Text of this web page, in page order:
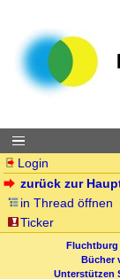
Login
zurück zur
in Thread öffnen
Ticker
Fluchtburg
Bücher
Unterstützen